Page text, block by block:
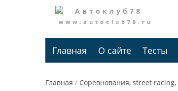
www.autoclub78.ru
Главная О сайте Тесты
Главная / Соревнования, street racing,